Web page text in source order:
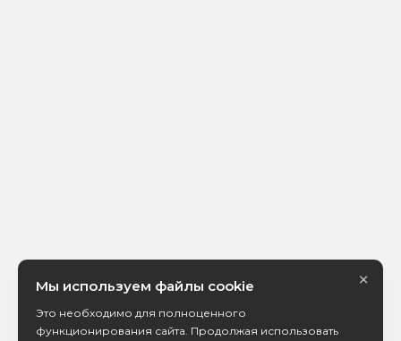
Мы используем файлы cookie
Это необходимо для полноценного
функционирования сайта. Продолжая использовать
×